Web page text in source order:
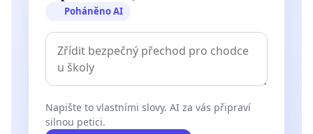
Poháněno AI
Napište to vlastními slovy. AI za vás připraví
silnou petici.